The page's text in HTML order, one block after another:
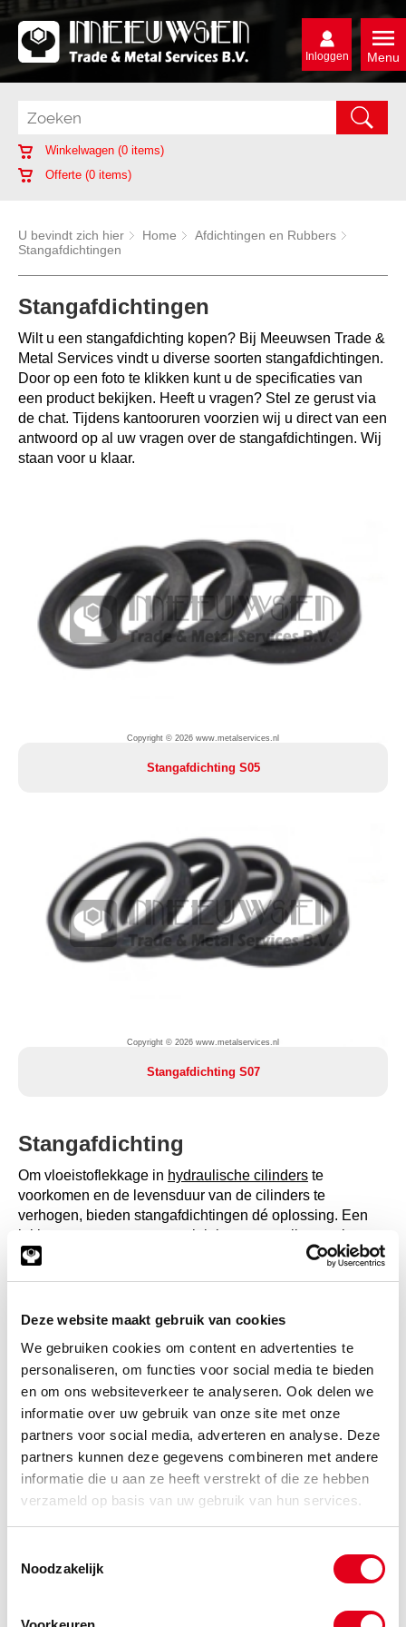
Deze website maakt gebruik van cookies
We gebruiken cookies om content en advertenties te
personaliseren, om functies voor social media te bieden
en om ons websiteverkeer te analyseren. Ook delen we
informatie over uw gebruik van onze site met onze
partners voor social media, adverteren en analyse. Deze
partners kunnen deze gegevens combineren met andere
informatie die u aan ze heeft verstrekt of die ze hebben
verzameld op basis van uw gebruik van hun services.
Noodzakelijk
Menu
Inloggen
Winkelwagen (0 items)
Offerte (0 items)
U bevindt zich hier Home
Afdichtingen en Rubbers
Stangafdichtingen
Stangafdichtingen
Wilt u een stangafdichting kopen? Bij Meeuwsen Trade &
Metal Services vindt u diverse soorten stangafdichtingen.
Door op een foto te klikken kunt u de specificaties van
een product bekijken. Heeft u vragen? Stel ze gerust via
de chat. Tijdens kantooruren voorzien wij u direct van een
antwoord op al uw vragen over de stangafdichtingen. Wij
staan voor u klaar.
Copyright © 2026 www.metalservices.nl
Stangafdichting S05
Copyright © 2026 www.metalservices.nl
Stangafdichting S07
Stangafdichting
Om vloeistoflekkage in hydraulische cilinders te
voorkomen en de levensduur van de cilinders te
verhogen, bieden stangafdichtingen dé oplossing. Een
lekkage zorgt voor verontreinigingen met alle gevolgen
van dien. Een stangafdichting biedt optimale
Altijd een passende
stangafdichting
Wilt u een vloeistoflekkage voorkomen? Kies dan voor
een stangafdichting uit het assortiment van Meeuwsen
Trade & Metal Services. Met twee verschillende types, elk
in zeer veel verschillende maten verkrijgbaar, is er altijd
een gepaste stangafdichting voor uw cilinder. Weet u niet
welk type en welke maat u precies nodig heeft? Ons team
beschikt over alle technische kennis om u van een
professioneel advies te kunnen voorzien.
Stangafdichting kopen met slechts
één werkdag levertijd
In de webshop van Meeuwsen Metal Services kunt u